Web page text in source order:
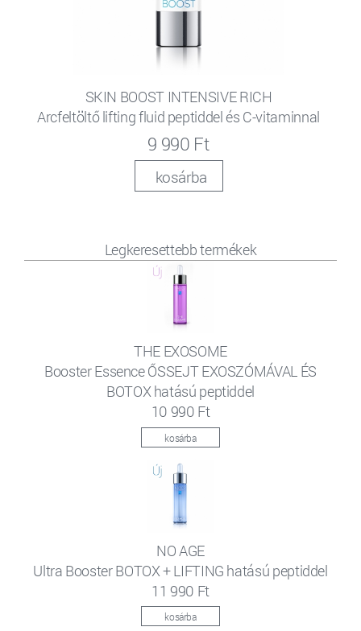
SKIN BOOST INTENSIVE RICH
Arcfeltöltő lifting fluid peptiddel és C-vitaminnal
9 990 Ft
kosárba
Legkeresettebb termékek
THE EXOSOME
Booster Essence ŐSSEJT EXOSZÓMÁVAL ÉS
BOTOX hatású peptiddel
10 990 Ft
kosárba
NO AGE
Ultra Booster BOTOX + LIFTING hatású peptiddel
11 990 Ft
kosárba